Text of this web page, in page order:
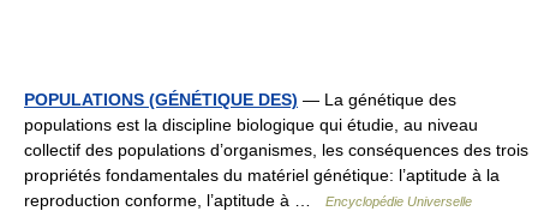
POPULATIONS (GÉNÉTIQUE DES) — La génétique des
populations est la discipline biologique qui étudie, au niveau
collectif des populations d’organismes, les conséquences des trois
propriétés fondamentales du matériel génétique: l’aptitude à la
reproduction conforme, l’aptitude à …
Encyclopédie Universelle